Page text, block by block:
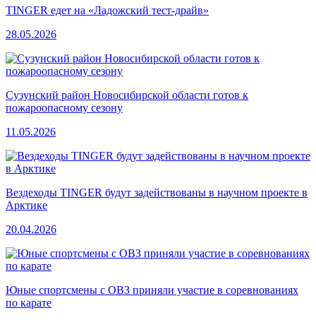
TINGER едет на «Ладожский тест-драйв»
28.05.2026
Сузунский район Новосибирской области готов к
пожароопасному сезону
11.05.2026
Вездеходы TINGER будут задействованы в научном проекте в
Арктике
20.04.2026
Юные спортсмены с ОВЗ приняли участие в соревнованиях
по карате